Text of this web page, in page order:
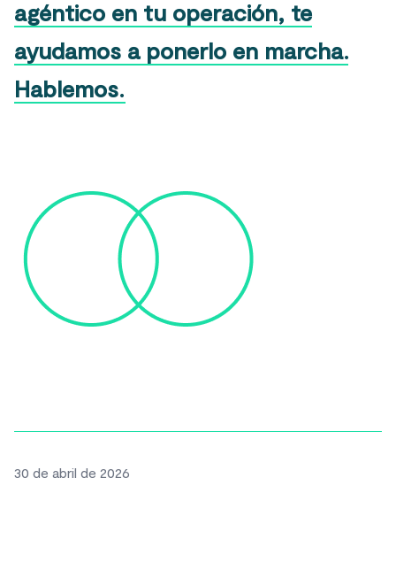
agéntico en tu operación, te
ayudamos a ponerlo en marcha.
Hablemos.
30 de abril de 2026